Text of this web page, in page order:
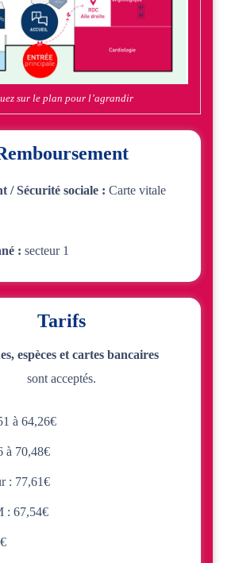
sur le plan pour l’agrandir
/ Sécurité sociale : Carte vitale
: secteur 1
Tarifs
espèces et cartes bancaires
sont acceptés.
à 64,26€
à 70,48€
: 77,61€
: 67,54€